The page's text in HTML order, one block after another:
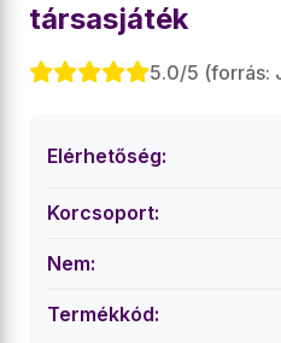
társasjáték
5.0/5 (forrás:
Elérhetőség:
Korcsoport:
Nem:
Termékkód: